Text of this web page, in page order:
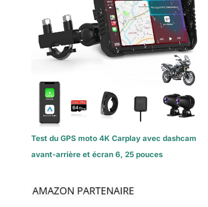
Test du GPS moto 4K Carplay avec dashcam
avant-arrière et écran 6, 25 pouces